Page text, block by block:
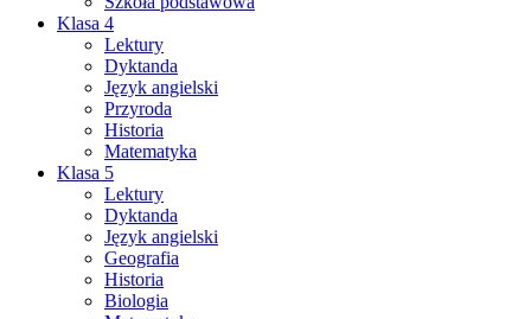
Klasa 4
Lektury
Dyktanda
Język angielski
Przyroda
Historia
Matematyka
Klasa 5
Lektury
Dyktanda
Język angielski
Geografia
Historia
Biologia